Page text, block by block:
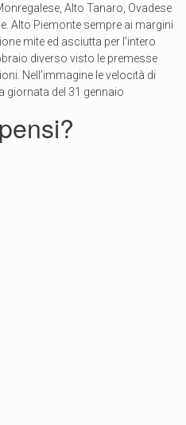
Alto Tanaro, Ovadese
Alto Piemonte sempre ai margini
mite ed asciutta per l'intero
diverso visto le premesse
Nell'immagine le velocità di
giornata del 31 gennaio